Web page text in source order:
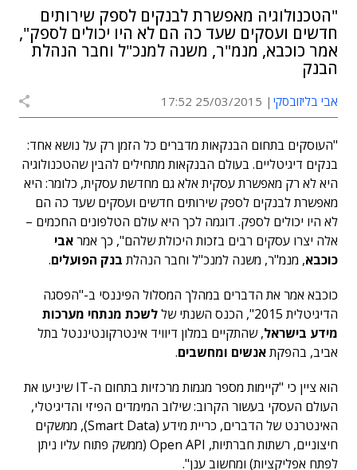
"הטכנולוגיה מאפשרת לבנקים לספק שירותים
חדשים ועסקים שעד כה הם לא היו יכולים לספק",
אמר כוכבא, מנמ"ר, משנה למנכ"ל וחבר הנהלת
הבנק
אבי בליזובסקי 25/03/2015 17:52
"העוסקים בתחום הבנקאות מדברים כל הזמן רק על נושא אחד:
בנקים דיגיטליים. בעולם הבנקאות מתחילים להבין שהטכנולוגיה
היא לא רק מאפשרת עסקית אלא גם מחדשת עסקית, כלומר: היא
מאפשרת לבנקים לספק שירותים חדשים ועסקים שעד כה הם
לא היו יכולים לספק. דוגמה לכך היא עולם הטלפונים החכמים –
אלה יצרו עסקים רבים בזכות היכולת שלהם", כך אמראבי
כוכבא, מנמ"ר, משנה למנכ"ל וחבר הנהלת בנק הפועלים.
כוכבא אמר את הדברים במהלך המסלול הפיננסי ב-"הפסגה
הדיגיטלית 2015", הכנס השנתי של
לשכת מנתחי מערכות
מידע בישראל, שהתקיים במלון דיוויד אינטרקונטיננטל בתל
אביב, בהפקתאנשים ומחשבים.
הוא ציין כי "קיימות מספר מגמות מרכזיות בתחום ה-IT שיניעו את
העולם העסקי בעשור הקרוב: שילוב המימדים הפיזי והדיגיטלי,
האינטרנט של הדברים, כריית מידע (Smart Data), ממשקים
חיצוניים, רשתות חברתיות, Open API (ממשק פתוח עליו ניתן
לפתח אפליקציות) ומחשוב ענן".